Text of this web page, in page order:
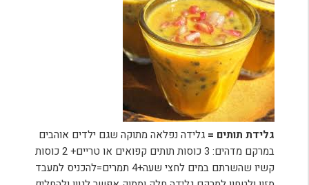
גלידת תותים = גלידה נפלאה מתוקה שגם ילדים אוהבים
במרקם מדהים: 3 כוסות תותים קפואים או טריים+ 2 כוסות
קשיו שהשרתם במים לחצי שעה+4 תמרים=להכניס למעבד